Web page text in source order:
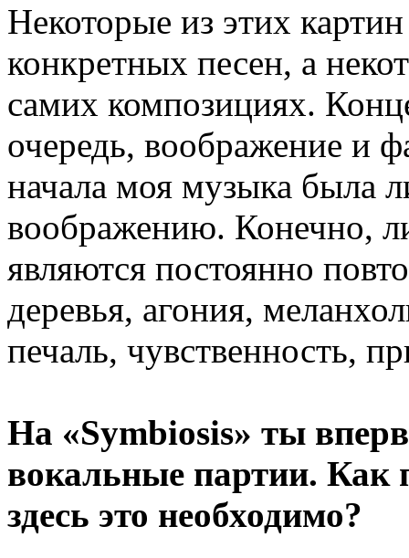
Некоторые из этих
конкретных песен, а
самих композициях.
очередь, воображение и
начала моя музыка была
воображению. Конечно,
являются постоянно
деревья, агония,
печаль, чувственность,
На «Symbiosis» ты
вокальные партии. Как
здесь это необходимо?